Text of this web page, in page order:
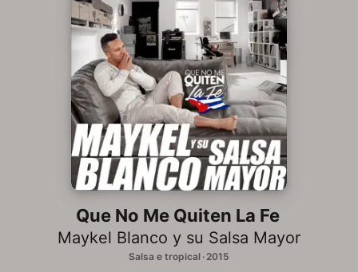
Novità
Installare Apple Music
Que No Me Quiten La Fe
Maykel Blanco y su Salsa Mayor
Salsa e tropical · 2015